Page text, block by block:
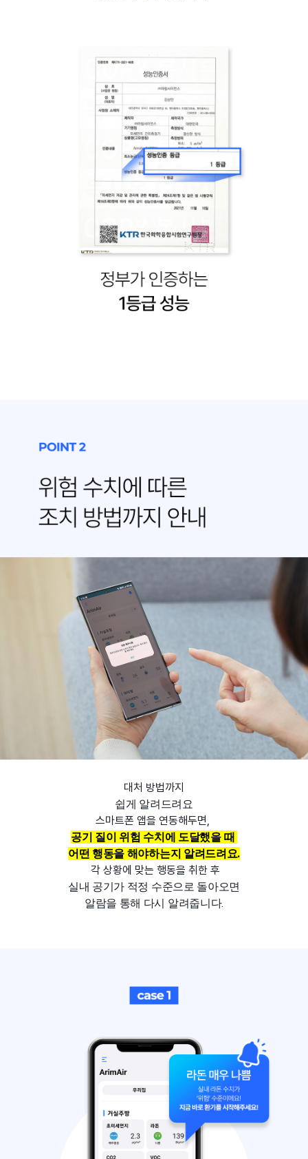
대처 방법까지
쉽게 알려드려요
스마트폰 앱을 연동해두면,
공기 질이 위험 수치에 도달했을 때
어떤 행동을 해야하는지 알려드려요.
각 상황에 맞는 행동을 취한 후
실내 공기가 적정 수준으로 돌아오면
알람을 통해 다시 알려줍니다.